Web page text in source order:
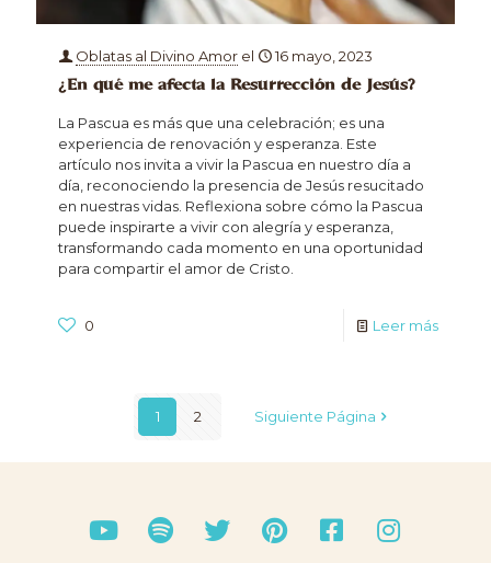
Oblatas al Divino Amor el 16 mayo, 2023
¿En qué me afecta la Resurrección de Jesús?
La Pascua es más que una celebración; es una
experiencia de renovación y esperanza. Este
artículo nos invita a vivir la Pascua en nuestro día a
día, reconociendo la presencia de Jesús resucitado
en nuestras vidas. Reflexiona sobre cómo la Pascua
puede inspirarte a vivir con alegría y esperanza,
transformando cada momento en una oportunidad
para compartir el amor de Cristo.
0 Leer más
1 2 Siguiente Página